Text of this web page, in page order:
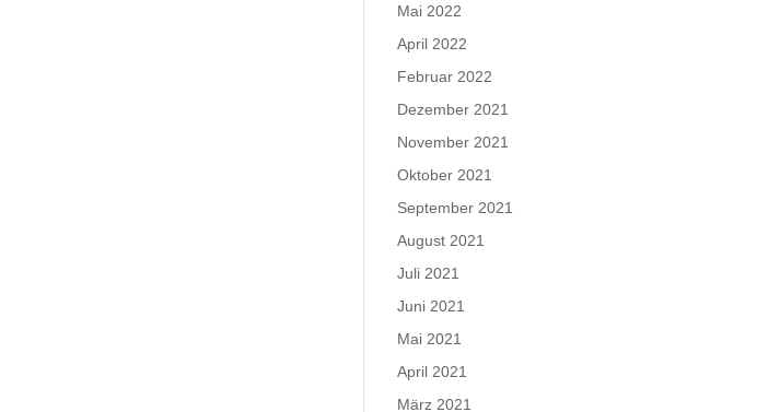
Mai 2022
April 2022
Februar 2022
Dezember 2021
November 2021
Oktober 2021
September 2021
August 2021
Juli 2021
Juni 2021
Mai 2021
April 2021
März 2021